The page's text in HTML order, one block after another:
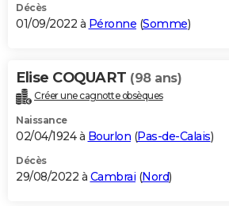
Décès
01/09/2022 à Péronne (Somme)
Elise COQUART (98 ans)
Créer une cagnotte obsèques
Naissance
02/04/1924 à Bourlon (Pas-de-Calais)
Décès
29/08/2022 à Cambrai (Nord)